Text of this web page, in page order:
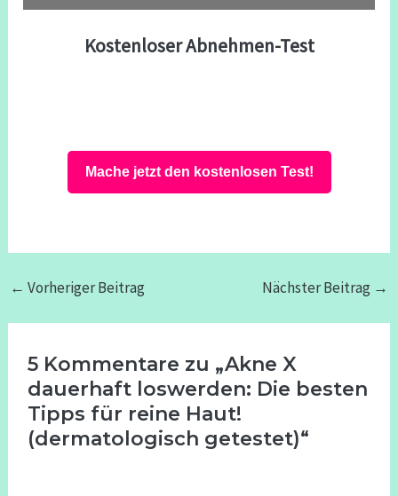
Kostenloser Abnehmen-Test
Mache jetzt den kostenlosen Test!
← Vorheriger Beitrag Nächster Beitrag →
5 Kommentare zu „Akne X
dauerhaft loswerden: Die besten
Tipps für reine Haut!
(dermatologisch getestet)“